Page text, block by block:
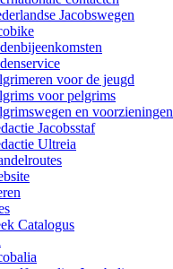
Jacobswegen
voor de jeugd
voor pelgrims
en voorzieningen
Jacobsstaf
Ultreia
Catalogus